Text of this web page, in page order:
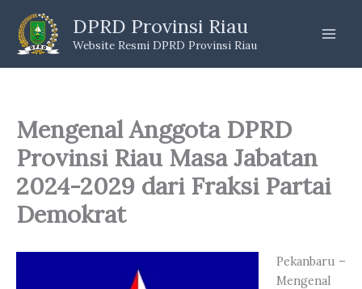
content
DPRD Provinsi Riau
Website Resmi DPRD Provinsi Riau
Mengenal Anggota DPRD
Provinsi Riau Masa Jabatan
2024-2029 dari Fraksi Partai
Demokrat
Pekanbaru –
Mengenal